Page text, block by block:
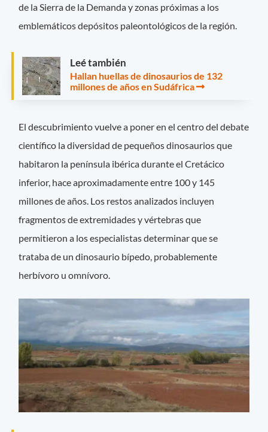
de la Sierra de la Demanda y zonas próximas a los
emblemáticos depósitos paleontológicos de la región.
Leé también
Hallan huellas de dinosaurios de 132
millones de años en Sudáfrica
El descubrimiento vuelve a poner en el centro del debate
científico la diversidad de pequeños dinosaurios que
habitaron la península ibérica durante el Cretácico
inferior, hace aproximadamente entre 100 y 145
millones de años. Los restos analizados incluyen
fragmentos de extremidades y vértebras que
permitieron a los especialistas determinar que se
trataba de un dinosaurio bípedo, probablemente
herbívoro u omnívoro.